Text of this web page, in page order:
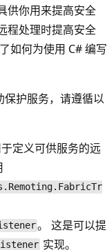
供你用来提高安全
程处理时提高安全
如何为使用 C# 编写
护服务，请遵循以
定义可供服务的远
。 这是可以提
实现。